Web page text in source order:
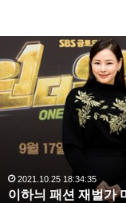
복
수
해
라
김
랑
완
벽
2020.10.03 10:59:30
복수해라 김사